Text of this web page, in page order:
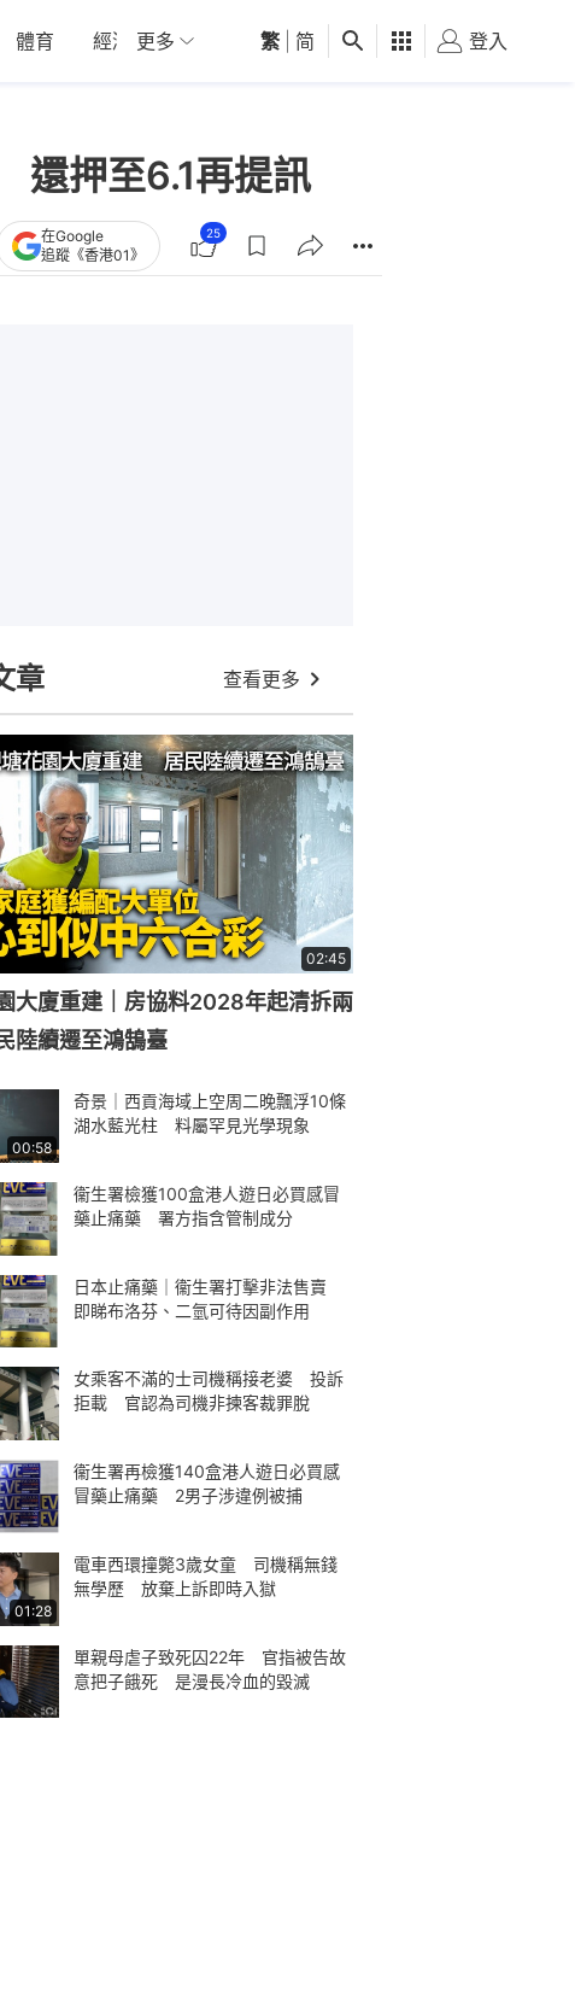
體育 經濟 01深圳 觀點 健康 好食玩飛
更多 繁 简 登入
押至6.1再提訊
在Google
追蹤《香港01》
25
章 查看更多
02:45
大廈重建｜房協料2028年起清拆兩
陸續遷至鴻鵠臺
00:58
奇景｜西貢海域上空周二晚飄浮10條
湖水藍光柱 料屬罕見光學現象
衞生署檢獲100盒港人遊日必買感冒
藥止痛藥 署方指含管制成分
日本止痛藥｜衞生署打擊非法售賣
即睇布洛芬、二氫可待因副作用
女乘客不滿的士司機稱接老婆 投訴
拒載 官認為司機非揀客裁罪脫
衞生署再檢獲140盒港人遊日必買感
冒藥止痛藥 2男子涉違例被捕
01:28
電車西環撞斃3歲女童 司機稱無錢
無學歷 放棄上訴即時入獄
單親母虐子致死囚22年 官指被告故
意把子餓死 是漫長冷血的毀滅